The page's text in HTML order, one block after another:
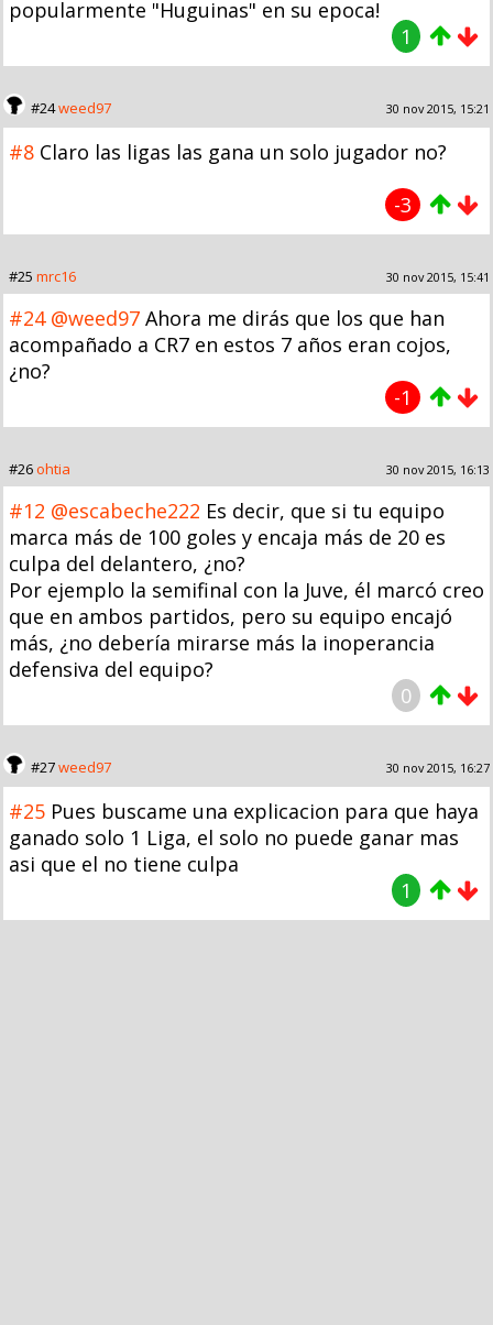
popularmente "Huguinas" en su epoca!
1
#24weed97 30 nov 2015, 15:21
#8 Claro las ligas las gana un solo jugador no?
-3
#25 mrc16 30 nov 2015, 15:41
#24 @weed97 Ahora me dirás que los que han
acompañado a CR7 en estos 7 años eran cojos,
¿no?
-1
#26ohtia 30 nov 2015, 16:13
#12 @escabeche222 Es decir, que si tu equipo
marca más de 100 goles y encaja más de 20 es
culpa del delantero, ¿no?
Por ejemplo la semifinal con la Juve, él marcó creo
que en ambos partidos, pero su equipo encajó
más, ¿no debería mirarse más la inoperancia
defensiva del equipo?
0
#27weed97 30 nov 2015, 16:27
#25 Pues buscame una explicacion para que haya
ganado solo 1 Liga, el solo no puede ganar mas
asi que el no tiene culpa
1